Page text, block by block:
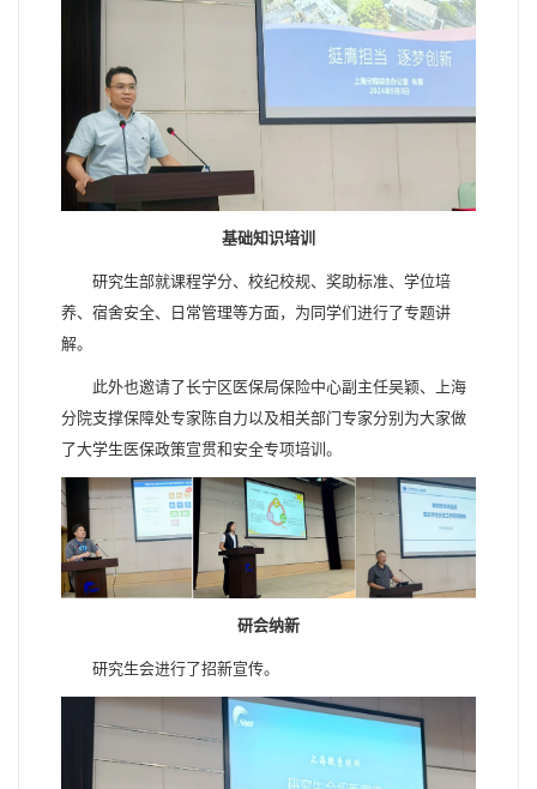
基础知识培训
研究生部就课程学分、校纪校规、奖助标准、学位培
养、宿舍安全、日常管理等方面，为同学们进行了专题讲
解。
此外也邀请了长宁区医保局保险中心副主任吴颖、上海
分院支撑保障处专家陈自力以及相关部门专家分别为大家做
了大学生医保政策宣贯和安全专项培训。
研会纳新
研究生会进行了招新宣传。